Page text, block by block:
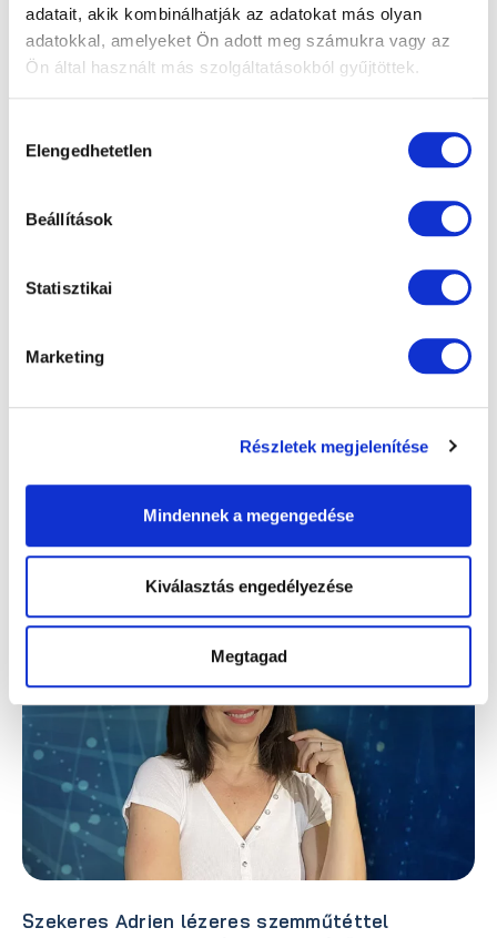
adatait, akik kombinálhatják az adatokat más olyan
adatokkal, amelyeket Ön adott meg számukra vagy az
Ön által használt más szolgáltatásokból gyűjtöttek.
kiválasztása
Elengedhetetlen
Beállítások
Statisztikai
Marketing
Részletek megjelenítése
Mindennek a megengedése
Kiválasztás engedélyezése
Megtagad
„Nem megváltoztatta az életemet, hanem
visszaadta” – Szögi Csaba beszámolója a
szürkehályog műtétéről
Tovább olvasom »
Szekeres Adrien lézeres szemműtéttel